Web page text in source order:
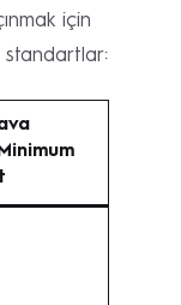
için
standartlar: